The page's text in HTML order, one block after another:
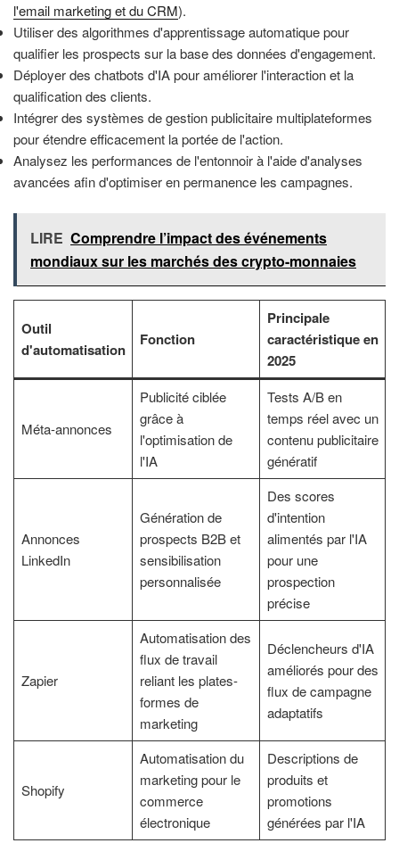
l'email marketing et du CRM).
Utiliser des algorithmes d'apprentissage automatique pour
qualifier les prospects sur la base des données d'engagement.
Déployer des chatbots d'IA pour améliorer l'interaction et la
qualification des clients.
Intégrer des systèmes de gestion publicitaire multiplateformes
pour étendre efficacement la portée de l'action.
Analysez les performances de l'entonnoir à l'aide d'analyses
avancées afin d'optimiser en permanence les campagnes.
LIRE Comprendre l’impact des événements
mondiaux sur les marchés des crypto-monnaies
Outil
d'automatisation
Fonction
Principale
caractéristique en
2025
Méta-annonces
Publicité ciblée
grâce à
l'optimisation de
l'IA
Tests A/B en
temps réel avec un
contenu publicitaire
génératif
Annonces
LinkedIn
Génération de
prospects B2B et
sensibilisation
personnalisée
Des scores
d'intention
alimentés par l'IA
pour une
prospection
précise
Zapier
Automatisation des
flux de travail
reliant les plates-
formes de
marketing
Déclencheurs d'IA
améliorés pour des
flux de campagne
adaptatifs
Shopify
Automatisation du
marketing pour le
commerce
électronique
Descriptions de
produits et
promotions
générées par l'IA